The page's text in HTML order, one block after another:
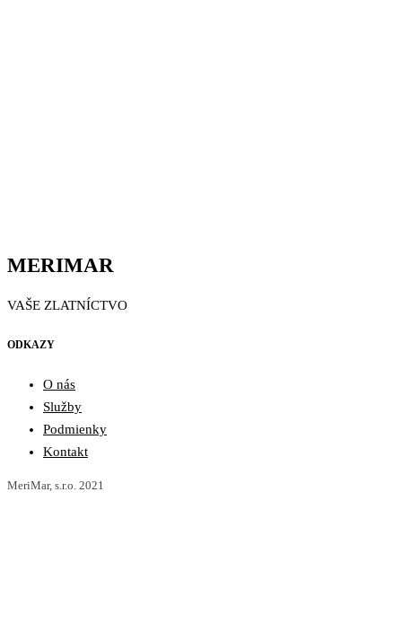
MERIMAR
VAŠE ZLATNÍCTVO
ODKAZY
O nás
Služby
Podmienky
Kontakt
MeriMar, s.r.o. 2021